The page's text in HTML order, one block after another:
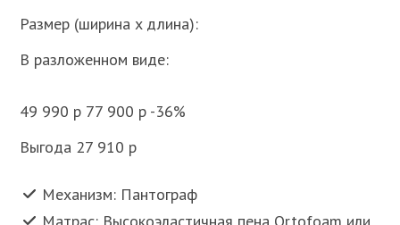
Размер (ширина x длина):
В разложенном виде:
49 990 p 77 900 p -36%
Выгода 27 910 p
Механизм: Пантограф